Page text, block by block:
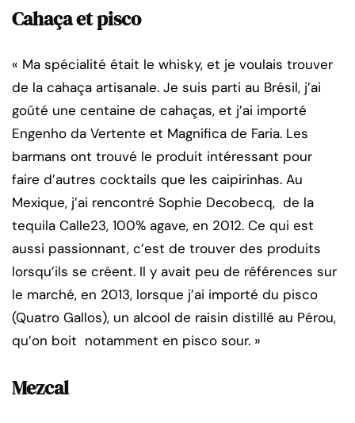
Cahaça et pisco
« Ma spécialité était le whisky, et je voulais trouver
de la cahaça artisanale. Je suis parti au Brésil, j’ai
goûté une centaine de cahaças, et j’ai importé
Engenho da Vertente et Magnifica de Faria. Les
barmans ont trouvé le produit intéressant pour
faire d’autres cocktails que les caipirinhas. Au
Mexique, j’ai rencontré Sophie Decobecq, de la
tequila Calle23, 100% agave, en 2012. Ce qui est
aussi passionnant, c’est de trouver des produits
lorsqu’ils se créent. Il y avait peu de références sur
le marché, en 2013, lorsque j’ai importé du pisco
(Quatro Gallos), un alcool de raisin distillé au Pérou,
qu’on boit notamment en pisco sour. »
Mezcal